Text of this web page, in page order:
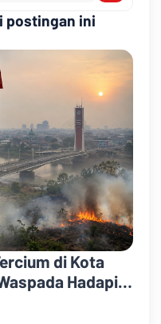
postingan ini
di Kota
Hadapi